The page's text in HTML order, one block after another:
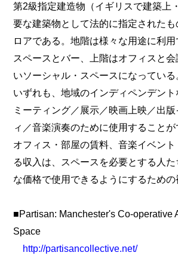
第2級指定建造物（イギリスで建築上
要な建築物として法的に指定された
ロアである。地階は様々な用途に利用
スペースとバー、上階はオフィスと
いソーシャル・スペースになっている
いずれも、地域のインディペンデント
ミーティング／展示／映画上映／出
ィ／音楽演奏のために使用することが
オフィス・部屋の賃料、音楽イベン
る収入は、スペースを必要とする人
な価格で使用できるようにするための
■Partisan: Manchester's Co-operative
Space
http://partisancollective.net/